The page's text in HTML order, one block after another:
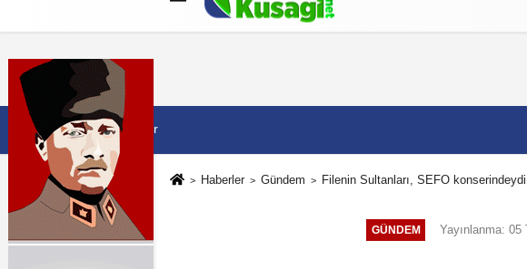
Künye İletişim Çerez Politikası
9 Ağustos 2026, Pazar
Haberler Gündem Filenin Sultanları, SEFO konserindeydi
GÜNDEM Yayınlanma: